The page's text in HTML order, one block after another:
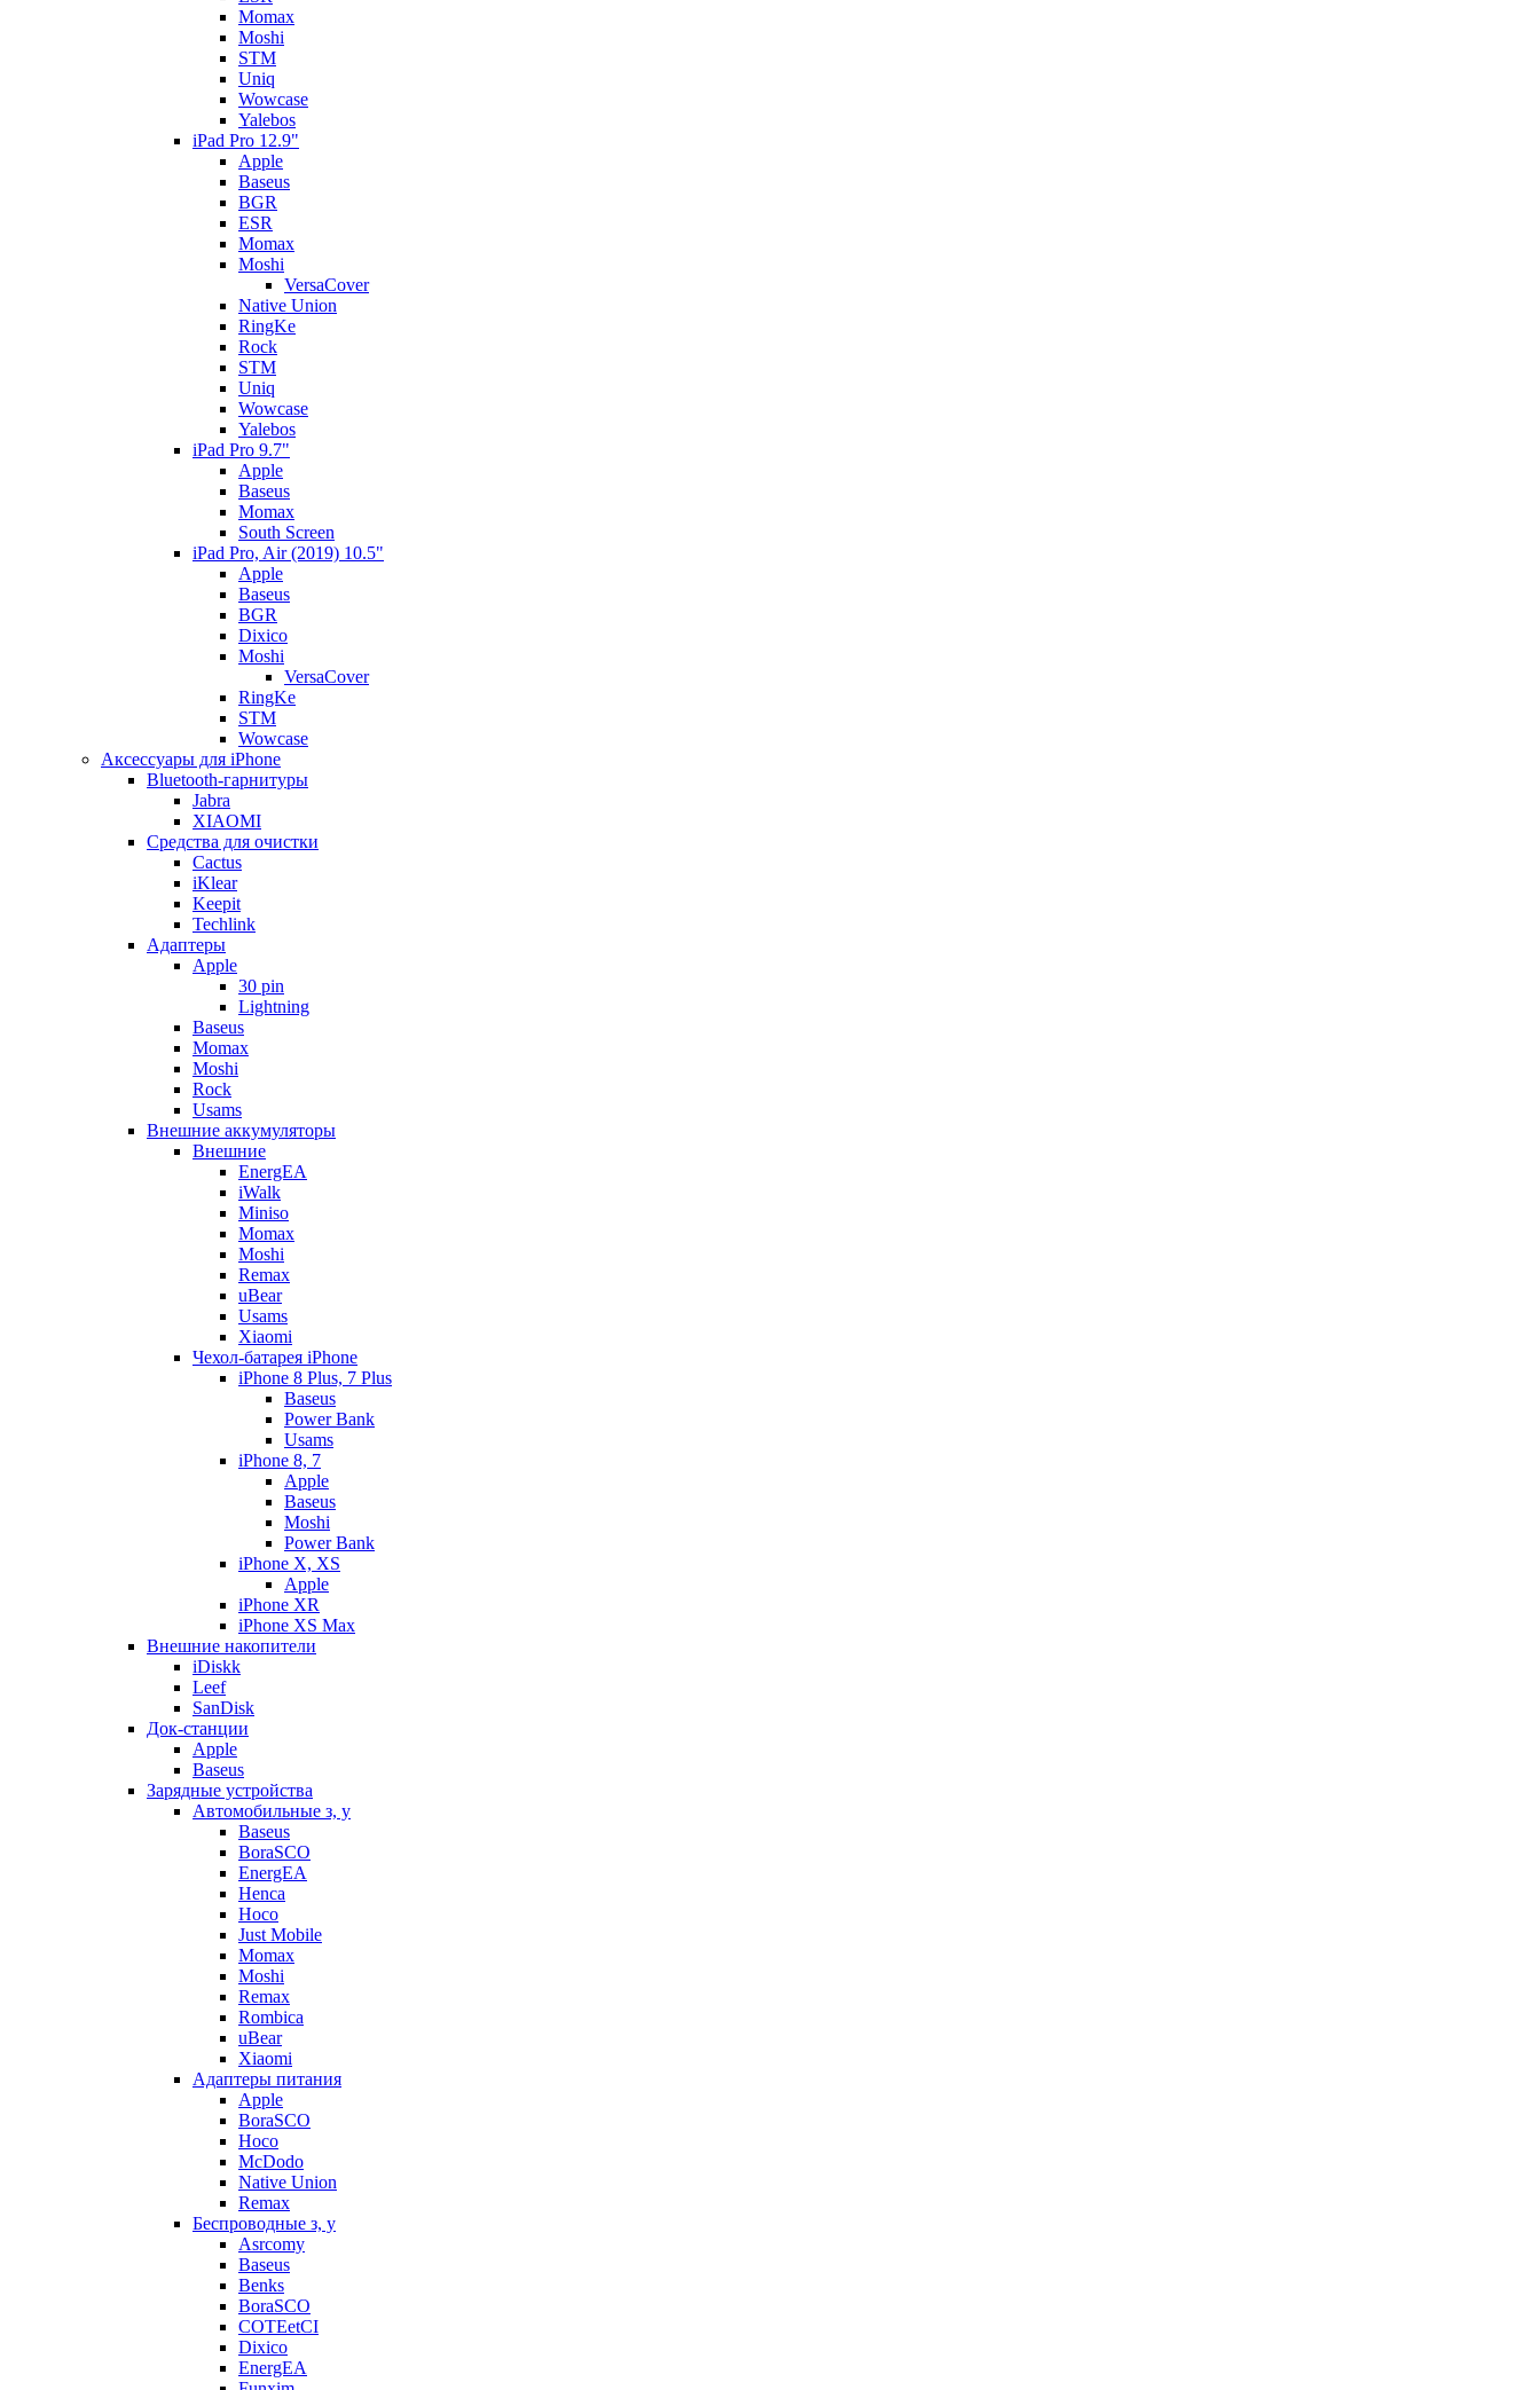
Momax
Moshi
STM
Uniq
Wowcase
Yalebos
iPad Pro 12.9"
Apple
Baseus
BGR
ESR
Momax
Moshi
VersaCover
Native Union
RingKe
Rock
STM
Uniq
Wowcase
Yalebos
iPad Pro 9.7"
Apple
Baseus
Momax
South Screen
iPad Pro, Air (2019) 10.5"
Apple
Baseus
BGR
Dixico
Moshi
VersaCover
RingKe
STM
Wowcase
Аксессуары для iPhone
Bluetooth-гарнитуры
Jabra
XIAOMI
Cредства для очистки
Cactus
iKlear
Keepit
Techlink
Адаптеры
Apple
30 pin
Lightning
Baseus
Momax
Moshi
Rock
Usams
Внешние аккумуляторы
Внешние
EnergEA
iWalk
Miniso
Momax
Moshi
Remax
uBear
Usams
Xiaomi
Чехол-батарея iPhone
iPhone 8 Plus, 7 Plus
Baseus
Power Bank
Usams
iPhone 8, 7
Apple
Baseus
Moshi
Power Bank
iPhone X, XS
Apple
iPhone XR
iPhone XS Max
Внешние накопители
iDiskk
Leef
SanDisk
Док-станции
Apple
Baseus
Зарядные устройства
Автомобильные з, у
Baseus
BoraSCO
EnergEA
Henca
Hoco
Just Mobile
Momax
Moshi
Remax
Rombica
uBear
Xiaomi
Адаптеры питания
Apple
BoraSCO
Hoco
McDodo
Native Union
Remax
Беспроводные з, у
Asrcomy
Baseus
Benks
BoraSCO
COTEetCI
Dixico
EnergEA